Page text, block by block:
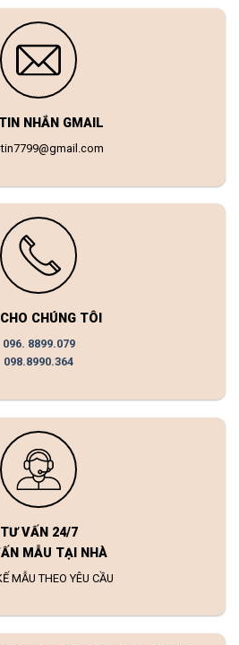
NHẮN GMAIL
CHÚNG TÔI
096. 8899.079
098.8990.364
TƯ VẤN 24/7
MẪU TẠI NHÀ
MẪU THEO YÊU CẦU